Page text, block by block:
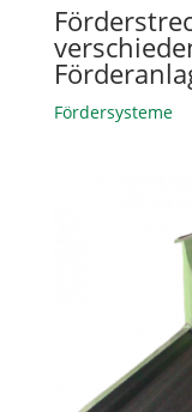
Fördersysteme